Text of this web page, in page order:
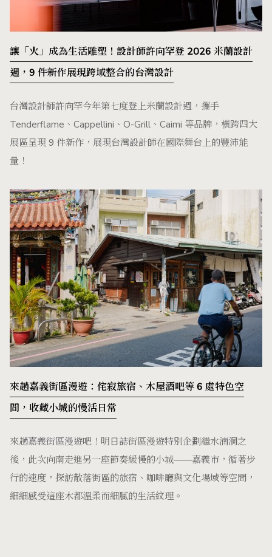
讓「火」成為生活雕塑！設計師許向罕登 2026 米蘭設計
週，9 件新作展現跨域整合的台灣設計
台灣設計師許向罕今年第七度登上米蘭設計週，攜手
Tenderflame、Cappellini、O-Grill、Caimi 等品牌，橫跨四大
展區呈現 9 件新作，展現台灣設計師在國際舞台上的豐沛能
量！
來趟嘉義街區漫遊：侘寂旅宿、木屋酒吧等 6 處特色空
間，收藏小城的慢活日常
來趟嘉義街區漫遊吧！明日誌街區漫遊特別企劃繼水湳洞之
後，此次向南走進另一座節奏緩慢的小城——嘉義市，循著步
行的速度，探訪散落街區的旅宿、咖啡廳與文化場域等空間，
細細感受這座木都溫柔而細膩的生活紋理。